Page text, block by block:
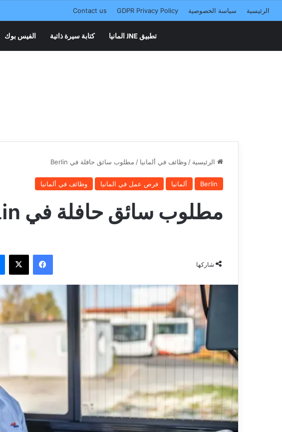
الرئيسية سياسة الخصوصية GDPR Privacy Policy
Contact us
تطبيق JNE المانيا كتابة سيرة ذاتية الفيس بوك
الرئيسية / وظائف في ألمانيا / مطلوب سائق حافلة في Berlin
Berlin ألمانيا فرص عمل في المانيا وظائف في ألمانيا
مطلوب سائق حافلة في Berlin
شاركها
فيسبوك ‫X